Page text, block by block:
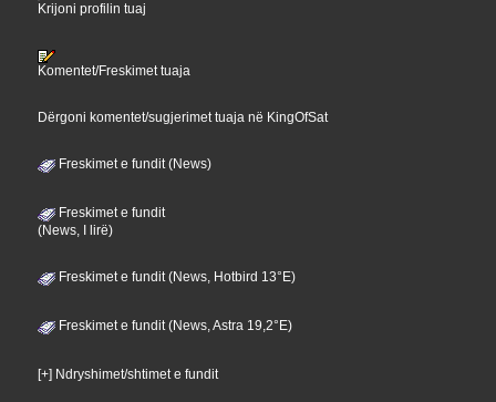
Krijoni profilin tuaj
Komentet/Freskimet tuaja
Dërgoni komentet/sugjerimet tuaja në KingOfSat
Freskimet e fundit (News)
Freskimet e fundit
(News, I lirë)
Freskimet e fundit (News, Hotbird 13°E)
Freskimet e fundit (News, Astra 19,2°E)
[+] Ndryshimet/shtimet e fundit